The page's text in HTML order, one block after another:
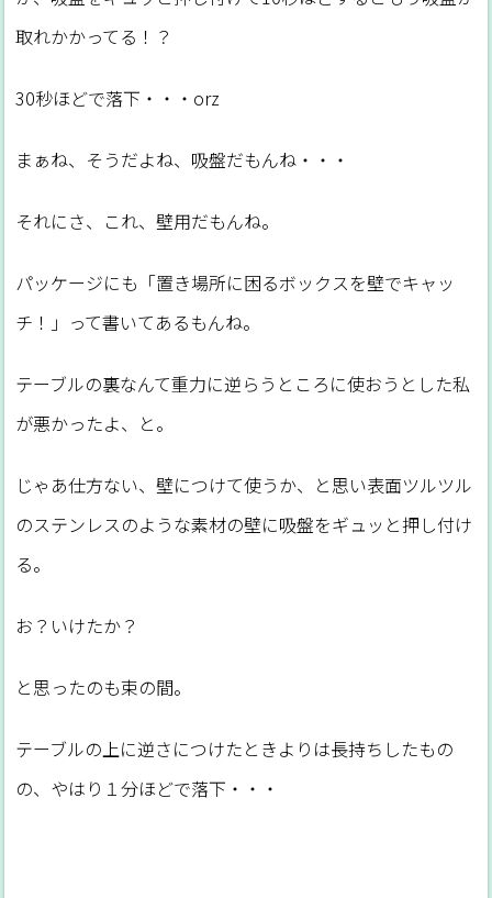
取れかかってる！？
30秒ほどで落下・・・orz
まぁね、そうだよね、吸盤だもんね・・・
それにさ、これ、壁用だもんね。
パッケージにも「置き場所に困るボックスを壁でキャッ
チ！」って書いてあるもんね。
テーブルの裏なんて重力に逆らうところに使おうとした私
が悪かったよ、と。
じゃあ仕方ない、壁につけて使うか、と思い表面ツルツル
のステンレスのような素材の壁に吸盤をギュッと押し付け
る。
お？いけたか？
と思ったのも束の間。
テーブルの上に逆さにつけたときよりは長持ちしたもの
の、やはり１分ほどで落下・・・